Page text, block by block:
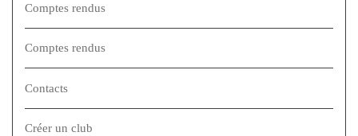
Comptes rendus
Comptes rendus
Contacts
Créer un club